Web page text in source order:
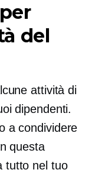
del
attività di
dipendenti.
a condividere
questa
tutto nel tuo